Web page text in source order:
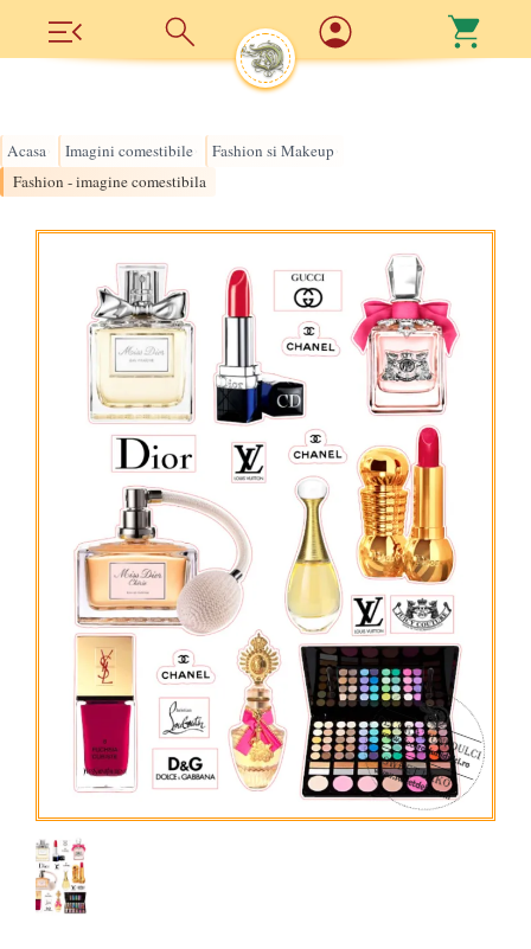
Acasa Imagini comestibile Fashion si Makeup
Fashion - imagine comestibila